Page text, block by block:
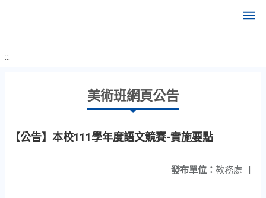
:::
美術班網頁公告
【公告】本校111學年度語文競賽-實施要點
發布單位： 教務處 |